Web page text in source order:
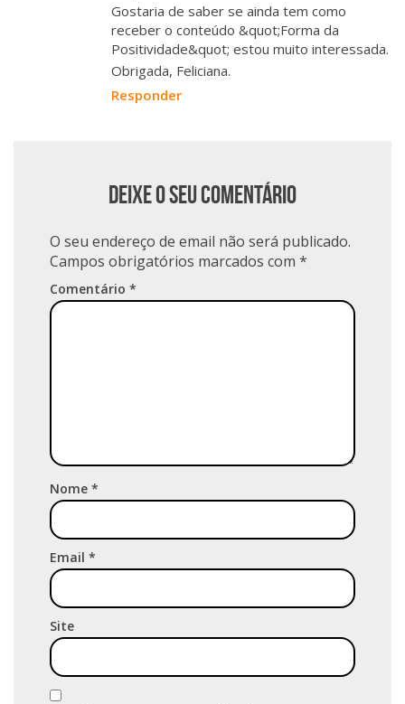
Gostaria de saber se ainda tem como
receber o conteúdo &quot;Forma da
Positividade&quot; estou muito interessada.
Obrigada, Feliciana.
Responder
Deixe o seu comentário
O seu endereço de email não será publicado.
Campos obrigatórios marcados com *
Comentário *
Nome *
Email *
Site